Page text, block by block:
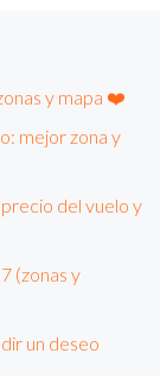
y mapa ❤️
mejor zona y
del vuelo y
(zonas y
un deseo